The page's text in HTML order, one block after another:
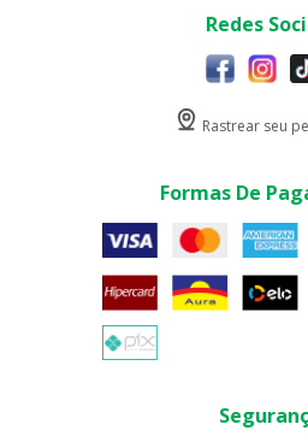
Redes
Rastrear seu
Formas De